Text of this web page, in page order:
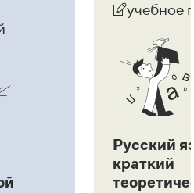
учебное
Русский
краткий